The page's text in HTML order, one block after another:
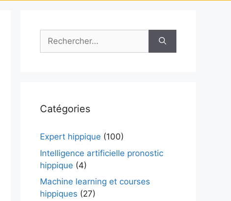
Rechercher :
Catégories
Expert hippique (100)
Intelligence artificielle pronostic
hippique (4)
Machine learning et courses
hippiques (27)